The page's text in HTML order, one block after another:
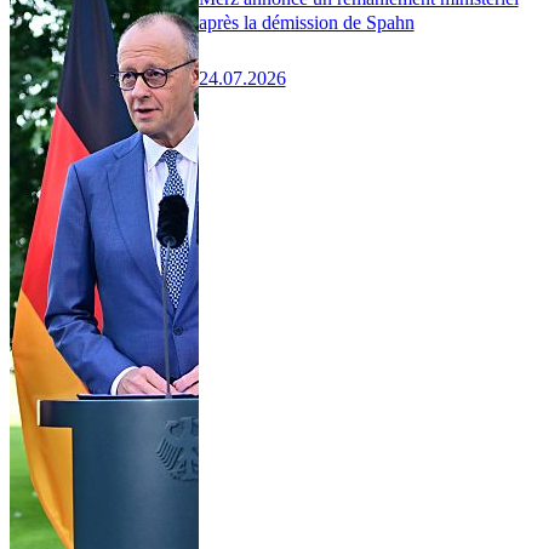
après la démission de Spahn
24.07.2026